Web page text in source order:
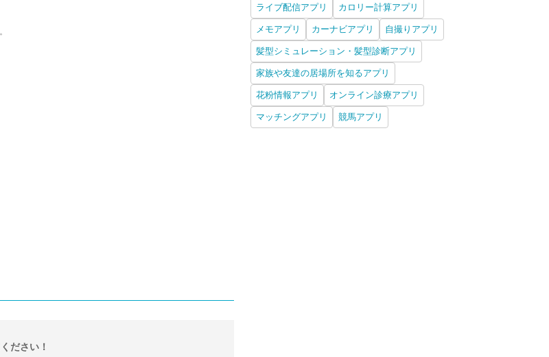
リブでゲーム関連のコンテンツを豊富に執筆中。
ださい！
ライブ配信アプリ カロリー計算アプリ
メモアプリ カーナビアプリ 自撮りアプリ
髪型シミュレーション・髪型診断アプリ
家族や友達の居場所を知るアプリ
花粉情報アプリ オンライン診療アプリ
マッチングアプリ 競馬アプリ